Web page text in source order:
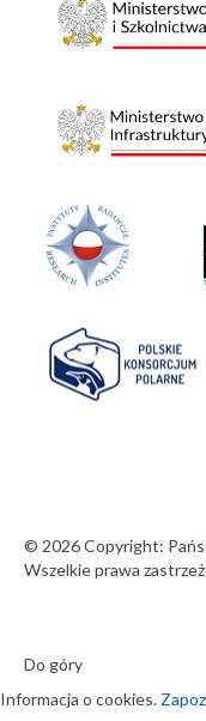
© 2026 Copyright:
Wszelkie prawa
Do góry
Informacja o cookies.